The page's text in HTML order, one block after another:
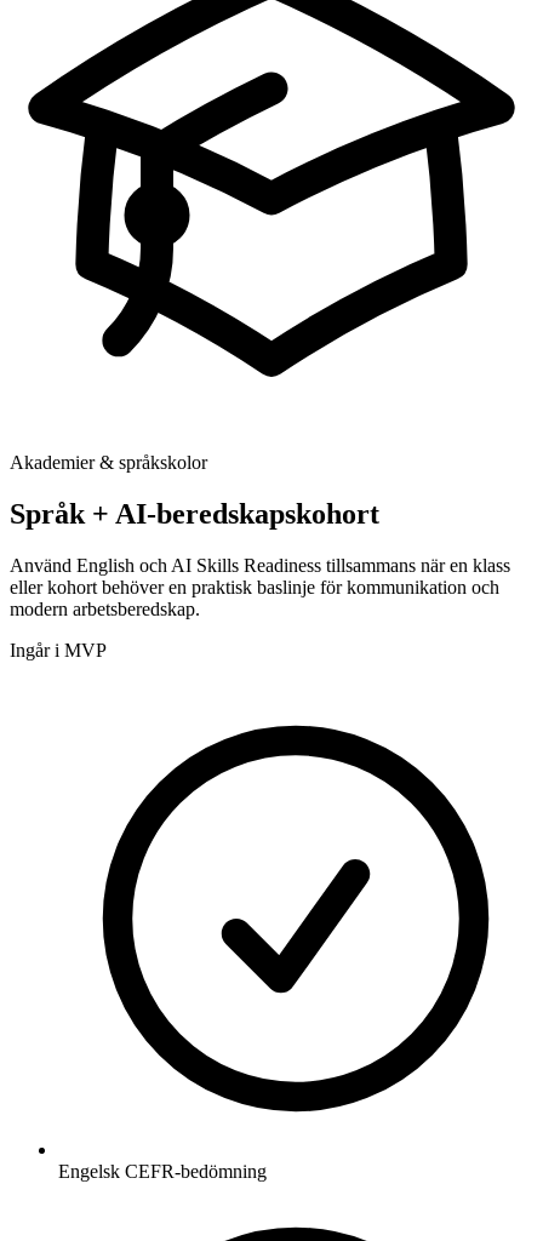
Akademier & språkskolor
Språk + AI-beredskapskohort
Använd English och AI Skills Readiness tillsammans när en klass
eller kohort behöver en praktisk baslinje för kommunikation och
modern arbetsberedskap.
Ingår i MVP
Engelsk CEFR-bedömning